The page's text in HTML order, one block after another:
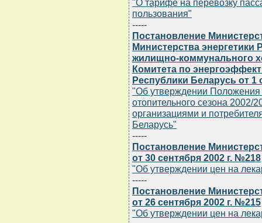
"О тарифе на перевозку
пользования"
-----
Постановление
Министерства энергетики
жилищно-коммунального
Комитета по
Республики Беларусь от 1
"Об утверждении Положения
отопительного сезона
организациями и
Беларусь"
-----
Постановление
от 30 сентября 2002 г. №218
"Об утверждении цен на
-----
Постановление
от 26 сентября 2002 г. №215
"Об утверждении цен на